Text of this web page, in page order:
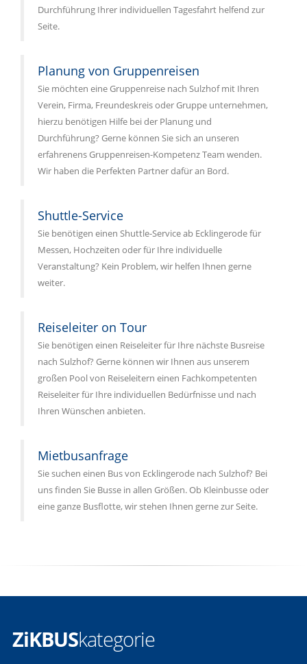
Durchführung Ihrer individuellen Tagesfahrt helfend zur
Seite.
Planung von Gruppenreisen
Sie möchten eine Gruppenreise nach Sulzhof mit Ihren
Verein, Firma, Freundeskreis oder Gruppe unternehmen,
hierzu benötigen Hilfe bei der Planung und
Durchführung? Gerne können Sie sich an unseren
erfahrenens Gruppenreisen-Kompetenz Team wenden.
Wir haben die Perfekten Partner dafür an Bord.
Shuttle-Service
Sie benötigen einen Shuttle-Service ab Ecklingerode für
Messen, Hochzeiten oder für Ihre individuelle
Veranstaltung? Kein Problem, wir helfen Ihnen gerne
weiter.
Reiseleiter on Tour
Sie benötigen einen Reiseleiter für Ihre nächste Busreise
nach Sulzhof? Gerne können wir Ihnen aus unserem
großen Pool von Reiseleitern einen Fachkompetenten
Reiseleiter für Ihre individuellen Bedürfnisse und nach
Ihren Wünschen anbieten.
Mietbusanfrage
Sie suchen einen Bus von Ecklingerode nach Sulzhof? Bei
uns finden Sie Busse in allen Größen. Ob Kleinbusse oder
eine ganze Busflotte, wir stehen Ihnen gerne zur Seite.
ZiKBUSkategorie